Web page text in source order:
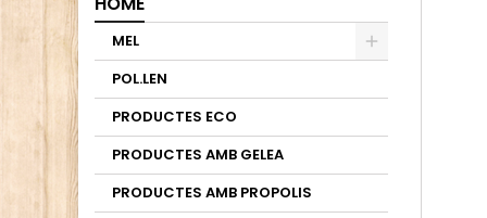
MEL
POL.LEN
PRODUCTES ECO
PRODUCTES AMB GELEA
PRODUCTES AMB PROPOLIS